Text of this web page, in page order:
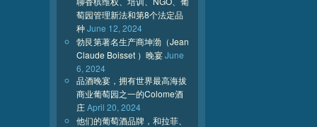
萄园管理新法和第8个法定品
种June 12, 2024
勃艮第著名生产商坤渤（Jean
Claude Boisset ）晚宴June
6, 2024
品酒晚宴，拥有世界最高海拔
商业葡萄园之一的Colome酒
庄April 20, 2024
他们的葡萄酒品牌，和拉菲、